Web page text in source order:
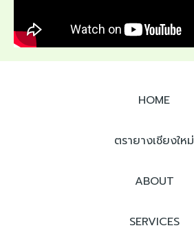
HOME
ตรายางเชียงใหม่
ABOUT
SERVICES